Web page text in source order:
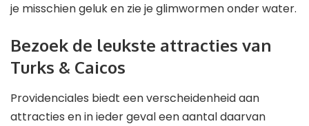
je misschien geluk en zie je glimwormen onder water.
Bezoek de leukste attracties van
Turks & Caicos
Providenciales biedt een verscheidenheid aan
attracties en in ieder geval een aantal daarvan